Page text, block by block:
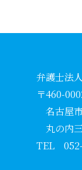
弁護士法
〒460-
名古屋
丸の内
TEL 052-